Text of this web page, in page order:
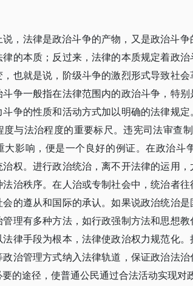
说，法律是政治斗争的产物，又是政治斗
律的本质；反过来，法律的本质规定着政
也就是说，阶级斗争的激烈形式导致社
争一般指在法律范围内的政治斗争，特
争的性质和活动方式加以明确的法律规
与法治程度的重要标尺。违宪司法审查
大影响，便是一个良好的例证。在政治斗
权。进行政治统治，离不开法律的运用
治秩序。在人治或专制社会中，统治者
的遵从和国际的承认。如果说政治统治
理有多种方法，如行政强制方法和思想
律手段为根本，法律使政治权力规范化
治管理方式纳入法律轨道，保证政治法
的途径，使普通公民通过合法活动实现对